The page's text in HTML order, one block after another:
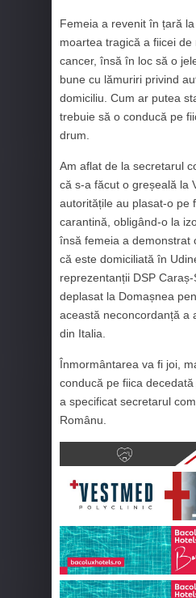
Femeia a revenit în țară
moartea tragică a fiicei
cancer, însă în loc să o
bune cu lămuriri privind
domiciliu. Cum ar putea
trebuie să o conducă pe
drum.
Am aflat de la secretarul
că s-a făcut o greșeală la
autoritățile au plasat-o pe
carantină, obligând-o la
însă femeia a demonstrat
că este domiciliată în
reprezentanții DSP
deplasat la Domașnea
această neconcordanță a
din Italia.
Înmormântarea va fi joi,
conducă pe fiica
a specificat secretarul
Românu.